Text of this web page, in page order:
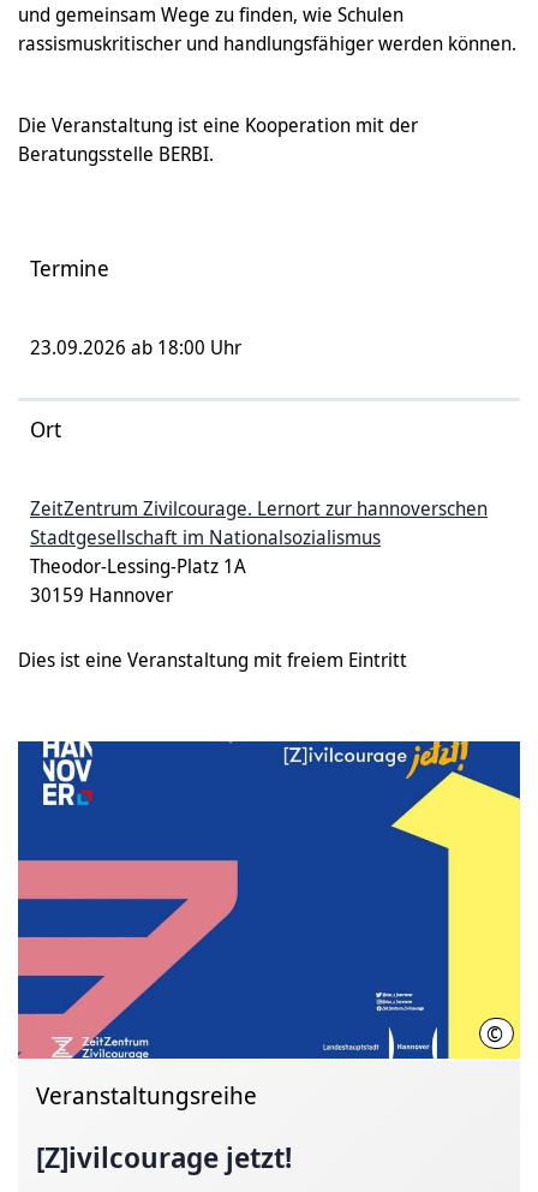
und gemeinsam Wege zu finden, wie Schulen
rassismuskritischer und handlungsfähiger werden können.
Die Veranstaltung ist eine Kooperation mit der
Beratungsstelle BERBI.
Termine
23.09.2026 ab 18:00 Uhr
Ort
ZeitZentrum Zivilcourage. Lernort zur hannoverschen
Stadtgesellschaft im Nationalsozialismus
Theodor-Lessing-Platz 1A
30159 Hannover
Dies ist eine Veranstaltung mit freiem Eintritt
©
Veranstaltungsreihe
[Z]ivilcourage jetzt!